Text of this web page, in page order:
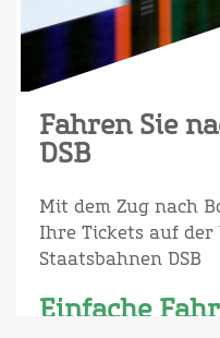
Fahren Sie
DSB
Mit dem Zug nach
Ihre Tickets auf der
Staatsbahnen DSB
Einfache